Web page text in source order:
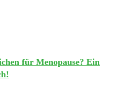
für Menopause? Ein